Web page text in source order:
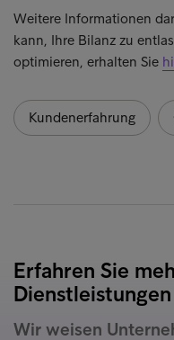
Weitere Informationen
kann, Ihre Bilanz zu
optimieren, erhalten Sie
Kundenerfahrung
Erfahren Sie
Dienstleistungen
Wir weisen